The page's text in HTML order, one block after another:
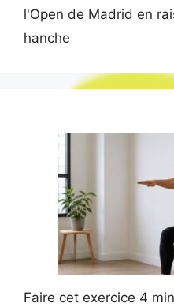
l'Open de Madrid en
hanche
Faire cet exercice 4